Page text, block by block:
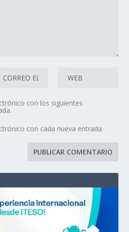
con los siguientes
con cada nueva entrada.